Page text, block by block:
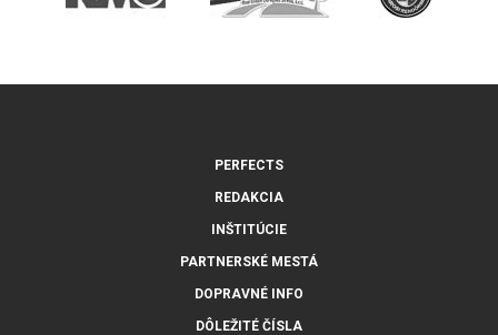
PERFECTS
REDAKCIA
INŠTITÚCIE
PARTNERSKÉ MESTÁ
DOPRAVNÉ INFO
DÔLEŽITÉ ČÍSLA